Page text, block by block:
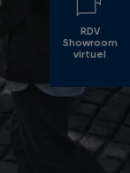
RDV
Showroom
virtuel